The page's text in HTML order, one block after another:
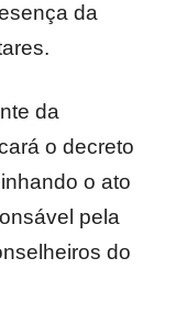
da
da
o decreto
o ato
pela
do